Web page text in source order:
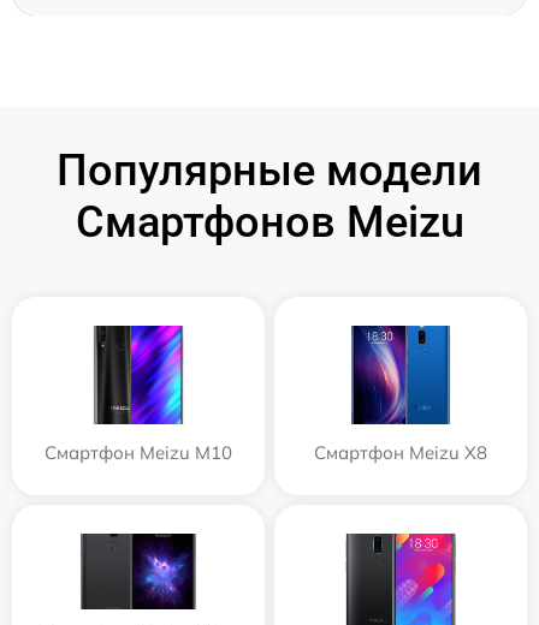
Популярные модели
Смартфонов Meizu
Смартфон Meizu M10 Смартфон Meizu X8